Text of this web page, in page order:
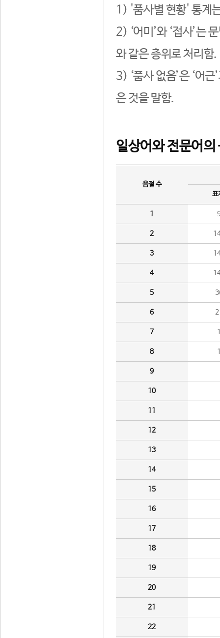
1) '품사별 현황' 통계
2) ‘어미’와 ‘접사’는
와 같은 층위로 처리함.
3) ‘품사 없음’은 ‘어
은 것을 말함.
일상어와 전문어의
음절 수
표
1
2
3
4
5
6
7
8
9
10
11
12
13
14
15
16
17
18
19
20
21
22